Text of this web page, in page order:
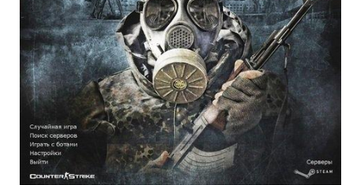
гри
Administrator
713
0